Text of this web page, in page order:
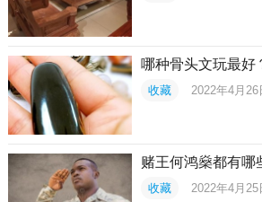
哪种骨头文玩最好
收藏 2022年4月26
赌王何鸿燊都有哪
收藏 2022年4月25